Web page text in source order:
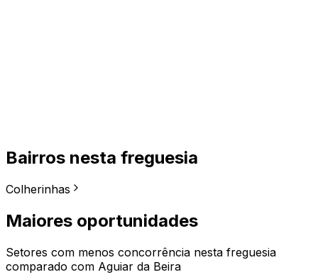
Bairros nesta freguesia
Colherinhas
Maiores oportunidades
Setores com menos concorrência nesta freguesia
comparado com Aguiar da Beira